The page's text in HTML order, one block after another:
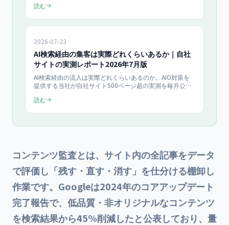
ルシューティングガイドです。
読む
2026-07-23
AI検索経由の集客は実際どれくらいあるか｜自社
サイトの実測レポート2026年7月版
AI検索経由の流入は実際どれくらいあるのか。AIO対策を
提供する当社が自社サイト500ページ超の実測を毎月公開
索流入の約3%）。さらにSearch Consoleに記録されたAI
読む
コンテンツ監査とは、サイト内の全記事をデータ
で評価し「残す・直す・消す」を仕分ける棚卸し
作業です。Googleは2024年のコアアップデート
完了報告で、低品質・非オリジナルなコンテンツ
を検索結果から45%削減したと公表しており、量